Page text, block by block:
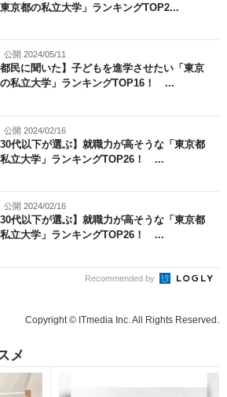
東京都の私立大学」ランキングTOP2...
公開 2024/05/11
都民に聞いた】子どもを進学させたい「東京
私立大学」ランキングTOP16！ ...
公開 2024/02/16
30代以下が選ぶ】就職力が高そうな「東京都
立大学」ランキングTOP26！ ...
公開 2024/02/16
30代以下が選ぶ】就職力が高そうな「東京都
立大学」ランキングTOP26！ ...
Recommended by
Copyright © ITmedia Inc. All Rights Reserved.
メ